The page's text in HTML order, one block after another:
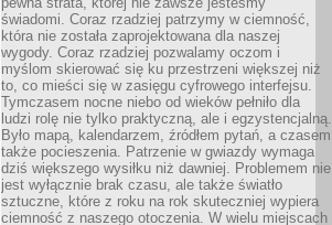
świadomi. Coraz rzadziej patrzymy w ciemność,
która nie została zaprojektowana dla naszej
wygody. Coraz rzadziej pozwalamy oczom i
myślom skierować się ku przestrzeni większej niż
to, co mieści się w zasięgu cyfrowego interfejsu.
Tymczasem nocne niebo od wieków pełniło dla
ludzi rolę nie tylko praktyczną, ale i egzystencjalną.
Było mapą, kalendarzem, źródłem pytań, a czasem
także pocieszenia. Patrzenie w gwiazdy wymaga
dziś większego wysiłku niż dawniej. Problemem nie
jest wyłącznie brak czasu, ale także światło
sztuczne, które z roku na rok skuteczniej wypiera
ciemność z naszego otoczenia. W wielu miejscach